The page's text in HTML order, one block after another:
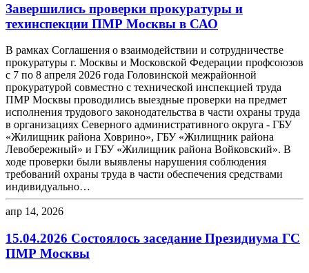
Завершились проверки прокуратуры и
техинспекции ПМР Москвы в САО
В рамках Соглашения о взаимодействии и сотрудничестве
прокуратуры г. Москвы и Московской Федерации профсоюзов
с 7 по 8 апреля 2026 года Головинской межрайонной
прокуратурой совместно с технической инспекцией труда
ПМР Москвы проводились выездные проверки на предмет
исполнения трудового законодательства в части охраны труда
в организациях Северного административного округа - ГБУ
«Жилищник района Ховрино», ГБУ «Жилищник района
Левобережный» и ГБУ «Жилищник района Войковский». В
ходе проверки были выявлены нарушения соблюдения
требований охраны труда в части обеспечения средствами
индивидуально…
апр 14, 2026
15.04.2026 Состоялось заседание Президиума ГС
ПМР Москвы